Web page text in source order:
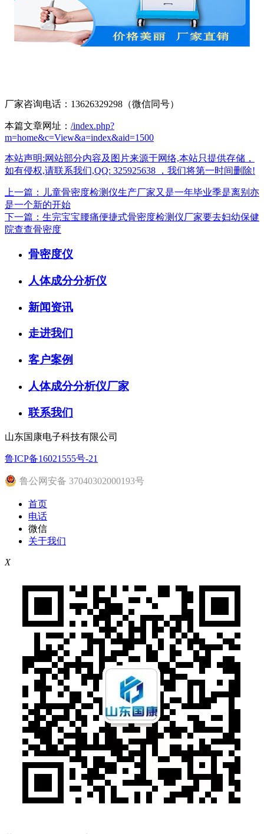
厂家咨询电话：13626329298（微信同号）
本篇文章网址： /index.php?
m=home&c=View&a=index&aid=1500
本站声明:网站部分内容及图片来源于网络,本站只提供存储，
如有侵权,请联系我们,QQ: 325925638 ，我们将第一时间删除!
上一篇：儿童骨密度检测仪生产厂家又是一年毕业季是离别亦
是一个新的开始
下一篇：生完宝宝腰痛便捷式骨密度检测仪厂家要去妇幼保健
院查查骨密度
骨密度仪
人体成分分析仪
新闻资讯
走进我们
客户案例
人体成分分析仪厂家
联系我们
山东国康电子科技有限公司
鲁ICP备16021555号-21
鲁公网安备 37040302000193号
首页
电话
微信
关于我们
X